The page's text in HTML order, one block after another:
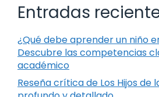
Entradas
¿Qué debe aprender un niño
Descubre las competencias
académico
Reseña crítica de Los Hijos de